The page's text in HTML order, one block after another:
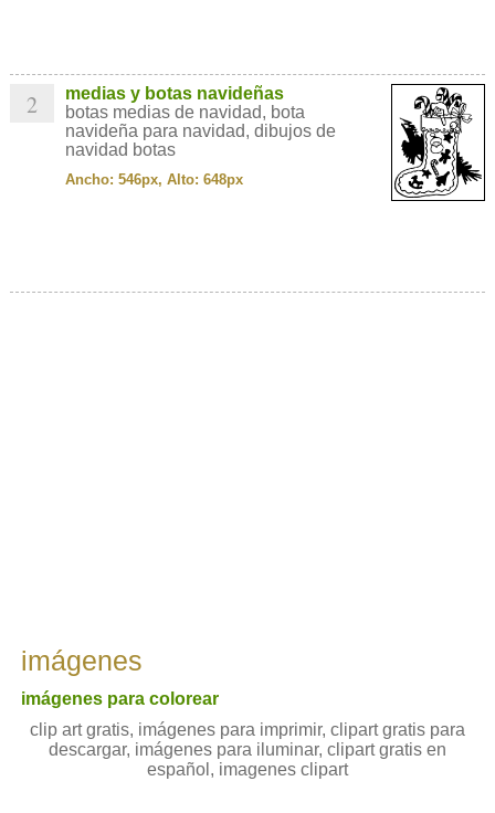
2
medias y botas navideñas
botas medias de navidad, bota
navideña para navidad, dibujos de
navidad botas
Ancho: 546px, Alto: 648px
imágenes
imágenes para colorear
clip art gratis, imágenes para imprimir, clipart gratis para
descargar, imágenes para iluminar, clipart gratis en
español, imagenes clipart